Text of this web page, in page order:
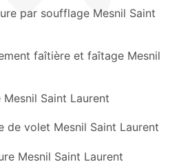
par soufflage Mesnil Saint
faîtière et faîtage Mesnil
Saint Laurent
de volet Mesnil Saint Laurent
Mesnil Saint Laurent